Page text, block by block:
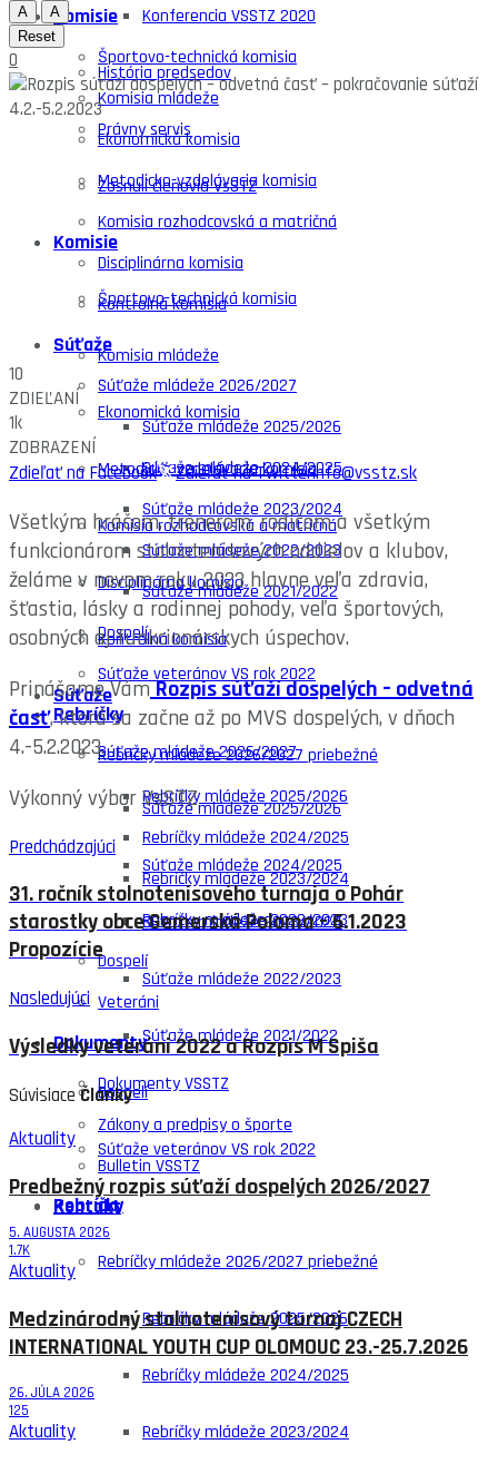
Komisie
Športovo-technická komisia
Komisia mládeže
Ekonomická komisia
Metodicko-vzdelávacia komisia
Komisia rozhodcovská a matričná
Disciplinárna komisia
Kontrolná komisia
Súťaže
Súťaže mládeže 2026/2027
Súťaže mládeže 2025/2026
Súťaže mládeže 2024/2025
Súťaže mládeže 2023/2024
Súťaže mládeže 2022/2023
Súťaže mládeže 2021/2022
Dospelí
Súťaže veteránov VS rok 2022
Rebríčky
Rebríčky mládeže 2026/2027 priebežné
Rebríčky mládeže 2025/2026
Rebríčky mládeže 2024/2025
Rebríčky mládeže 2023/2024
Rebríčky mládeže 2022/2023
Dospelí
Veteráni
Dokumenty
Dokumenty VSSTZ
Zákony a predpisy o športe
Bulletin VSSTZ
Kontakt
Konferencia VSSTZ 2020
História predsedov
Právny servis
Zosnulí členovia VsSTZ
Komisie
Športovo-technická komisia
Komisia mládeže
Ekonomická komisia
Metodicko-vzdelávacia komisia
Komisia rozhodcovská a matričná
Disciplinárna komisia
Kontrolná komisia
Súťaže
Súťaže mládeže 2026/2027
Súťaže mládeže 2025/2026
Súťaže mládeže 2024/2025
Súťaže mládeže 2023/2024
Súťaže mládeže 2022/2023
Súťaže mládeže 2021/2022
Dospelí
Súťaže veteránov VS rok 2022
Rebríčky
Rebríčky mládeže 2026/2027 priebežné
Rebríčky mládeže 2025/2026
Rebríčky mládeže 2024/2025
Rebríčky mládeže 2023/2024
A
A
Reset
0
10
ZDIEĽANÍ
1k
ZOBRAZENÍ
Zdieľať na Facebook
Zdieľať na Twitterinfo@vsstz.sk
Všetkým hráčom, trénerom, rodičom a všetkým
funkcionárom stolnotenisových oddielov a klubov,
želáme v novom roku 2023 hlavne veľa zdravia,
šťastia, lásky a rodinnej pohody, veľa športových,
osobných aj funkcionárskych úspechov.
Prinášame VámRozpis súťaží dospelých – odvetná
časť, ktorá sa začne až po MVS dospelých, v dňoch
4.-5.2.2023.
Výkonný výbor VsSTZ
Predchádzajúci
31. ročník stolnotenisového turnaja o Pohár
starostky obce Gemerská Poloma – 6.1.2023
Propozície
Nasledujúci
Výsledky veteráni 2022 a Rozpis M Spiša
SúvisiaceČlánky
Aktuality
Predbežný rozpis súťaží dospelých 2026/2027
5. AUGUSTA 2026
1.7K
Aktuality
Medzinárodný stolnotenisový turnaj CZECH
INTERNATIONAL YOUTH CUP OLOMOUC 23.-25.7.2026
26. JÚLA 2026
125
Aktuality